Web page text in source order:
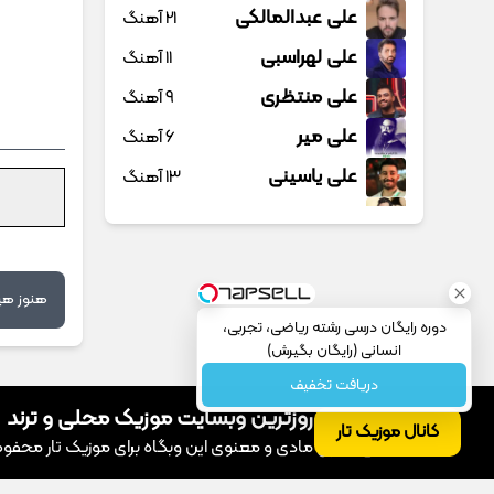
کانال موزیک تار
هنوز
علی عبدالمالکی 21 آهنگ
علی لهراسبی 11 آهنگ
علی منتظری 9 آهنگ
علی میر 6 آهنگ
علی یاسینی 13 آهنگ
علیرضا روزگار 6 آهنگ
علیرضا قربانی
عماد طالب زاده
فاضل دریس
فرج علیپور 1 آهنگ
فرزاد فرخ 8 آهنگ
موزیک تار؛ به‌روزترین وبسایت موزیک محلی و ترند
© تمامی حقوق مادی و معنوی این وبگاه برای موزیک تار
دوره رایگان درسی رشته ریاضی، تجربی،
انسانی (رایگان بگیرش)
دریافت تخفیف